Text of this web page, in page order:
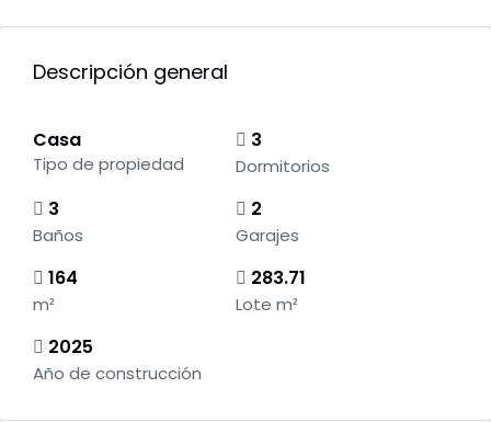
Descripción general
Casa
Tipo de propiedad
3
Dormitorios
3
Baños
2
Garajes
164
m²
283.71
Lote m²
2025
Año de construcción